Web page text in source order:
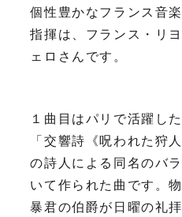
個性豊かなフランス音
指揮は、フランス・リ
ェロさんです。
１曲目はパリで活躍し
「交響詩《呪われた狩
の詩人による同名のバ
いて作られた曲です。
暴君の伯爵が日曜の礼